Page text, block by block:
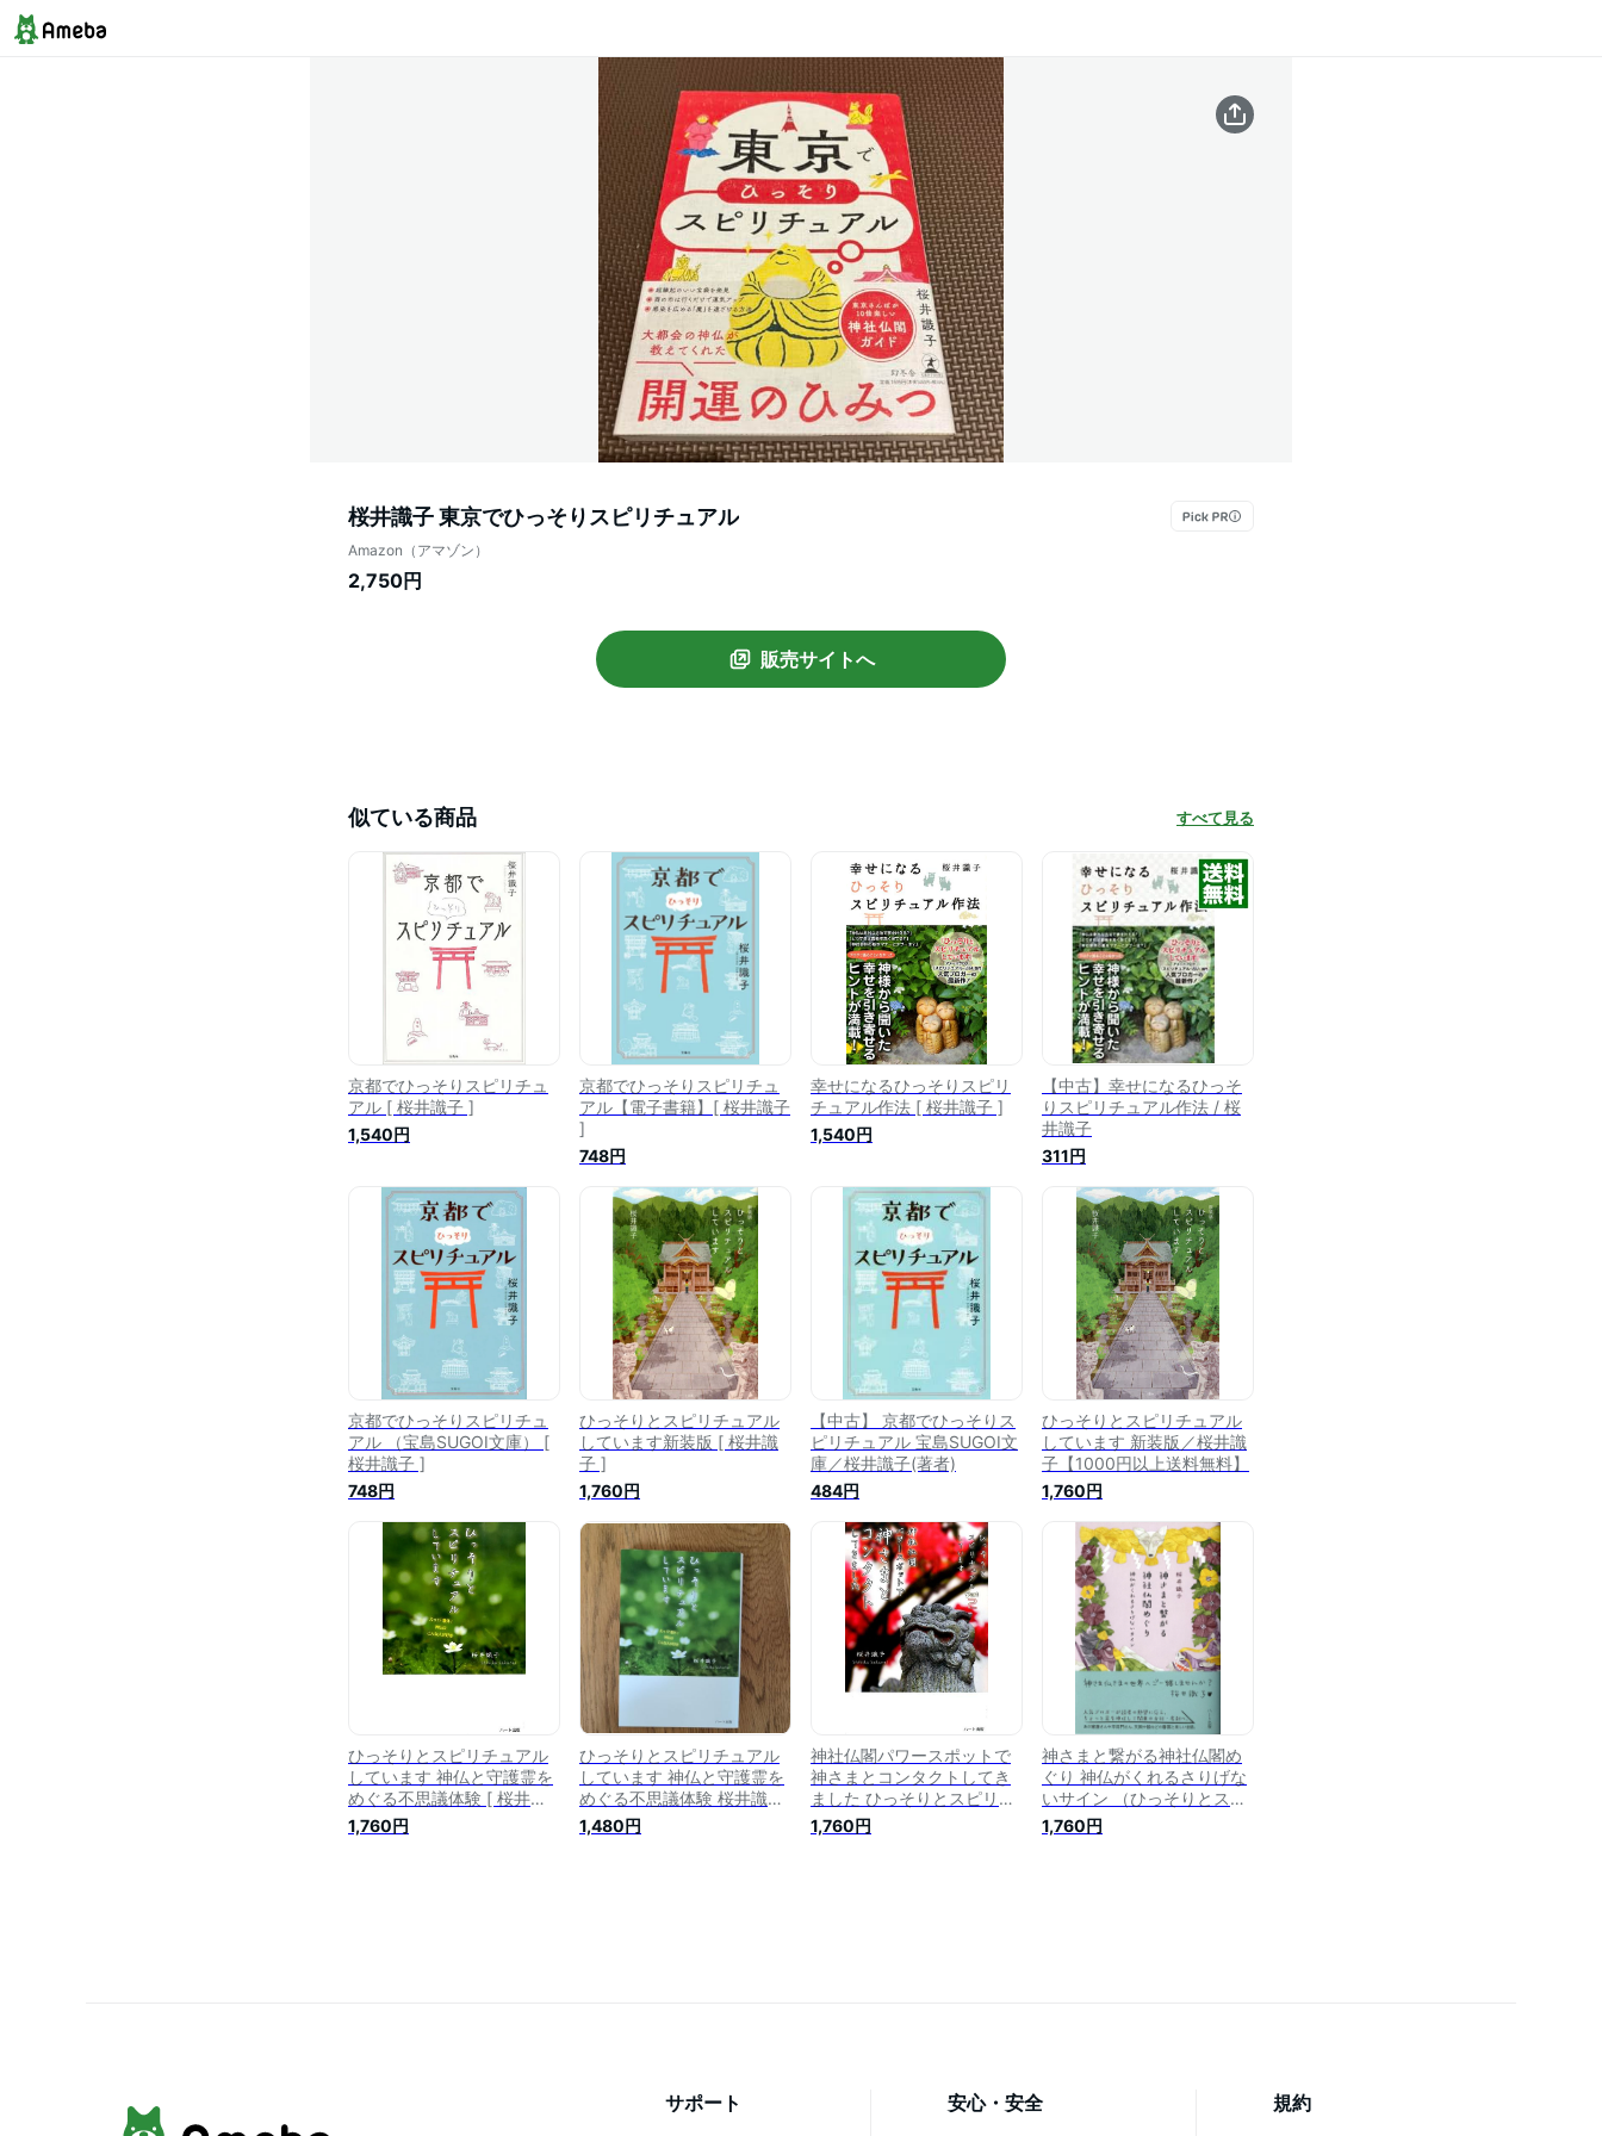
桜井識子 東京でひっそりスピリチュアル
Amazon（アマゾン）
2,750円
販売サイトへ
似ている商品 すべて見る
京都でひっそりスピリチュ
アル [ 桜井識子 ]
1,540円
京都でひっそりスピリチュ
アル【電子書籍】[ 桜井識子
]
748円
幸せになるひっそりスピリ
チュアル作法 [ 桜井識子 ]
1,540円
【中古】幸せになるひっそ
りスピリチュアル作法 / 桜
井識子
311円
京都でひっそりスピリチュ
アル （宝島SUGOI文庫） [
桜井識子 ]
748円
ひっそりとスピリチュアル
しています新装版 [ 桜井識
子 ]
1,760円
【中古】 京都でひっそりス
ピリチュアル 宝島SUGOI文
庫／桜井識子(著者)
484円
ひっそりとスピリチュアル
しています 新装版／桜井識
子【1000円以上送料無料】
1,760円
ひっそりとスピリチュアル
しています 神仏と守護霊を
めぐる不思議体験 [ 桜井識
子 ]
1,760円
ひっそりとスピリチュアル
しています 神仏と守護霊を
めぐる不思議体験 桜井識子
／著
1,480円
神社仏閣パワースポットで
神さまとコンタクトしてき
ました ひっそりとスピリチ
ュアルしていますpart2 [ 桜
井識子 ]
1,760円
神さまと繋がる神社仏閣め
ぐり 神仏がくれるさりげな
いサイン （ひっそりとスピ
リチュアルしています） [
桜井 識子 ]
1,760円
サポート 安心・安全 規約